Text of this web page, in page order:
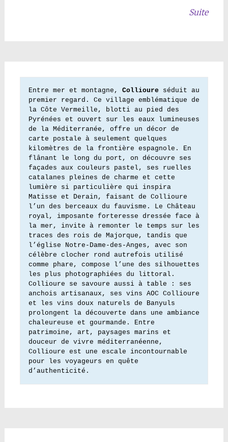
Suite
Entre mer et montagne, Collioure séduit au
premier regard. Ce village emblématique de
la Côte Vermeille, blotti au pied des
Pyrénées et ouvert sur les eaux lumineuses
de la Méditerranée, offre un décor de
carte postale à seulement quelques
kilomètres de la frontière espagnole. En
flânant le long du port, on découvre ses
façades aux couleurs pastel, ses ruelles
catalanes pleines de charme et cette
lumière si particulière qui inspira
Matisse et Derain, faisant de Collioure
l’un des berceaux du fauvisme. Le Château
royal, imposante forteresse dressée face à
la mer, invite à remonter le temps sur les
traces des rois de Majorque, tandis que
l’église Notre-Dame-des-Anges, avec son
célèbre clocher rond autrefois utilisé
comme phare, compose l’une des silhouettes
les plus photographiées du littoral.
Collioure se savoure aussi à table : ses
anchois artisanaux, ses vins AOC Collioure
et les vins doux naturels de Banyuls
prolongent la découverte dans une ambiance
chaleureuse et gourmande. Entre
patrimoine, art, paysages marins et
douceur de vivre méditerranéenne,
Collioure est une escale incontournable
pour les voyageurs en quête
d’authenticité.